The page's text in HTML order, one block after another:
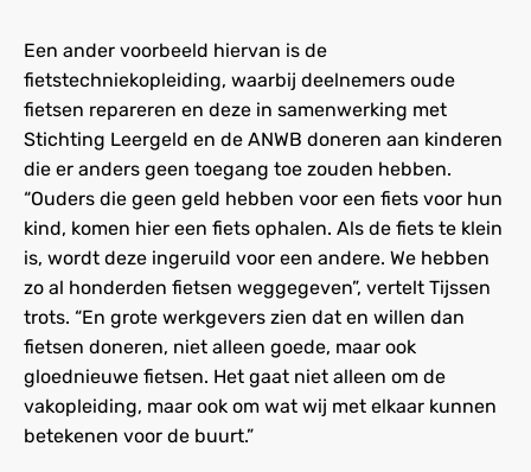
Een ander voorbeeld hiervan is de
fietstechniekopleiding, waarbij deelnemers oude
fietsen repareren en deze in samenwerking met
Stichting Leergeld en de ANWB doneren aan kinderen
die er anders geen toegang toe zouden hebben.
“Ouders die geen geld hebben voor een fiets voor hun
kind, komen hier een fiets ophalen. Als de fiets te klein
is, wordt deze ingeruild voor een andere. We hebben
zo al honderden fietsen weggegeven”, vertelt Tijssen
trots. “En grote werkgevers zien dat en willen dan
fietsen doneren, niet alleen goede, maar ook
gloednieuwe fietsen. Het gaat niet alleen om de
vakopleiding, maar ook om wat wij met elkaar kunnen
betekenen voor de buurt.”